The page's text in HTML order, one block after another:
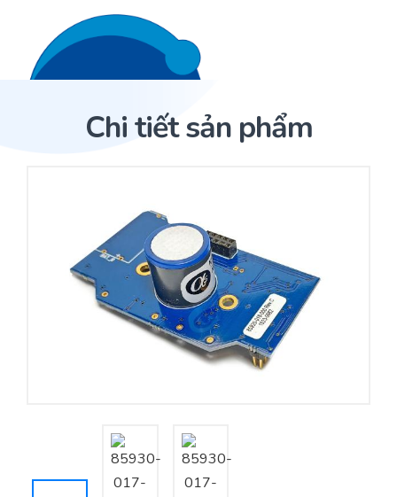
Trang Chủ
Cảm biến ACI
Nhà phân phối cảm biến
Nhà sản xuất thiết bị điều khiển
Cung cấp giải pháp quản lý cho toà nhà (BMS)
Tư vấn – Thiết kế – Cung cấp thiết bị HVAC
Chi tiết sản phẩm